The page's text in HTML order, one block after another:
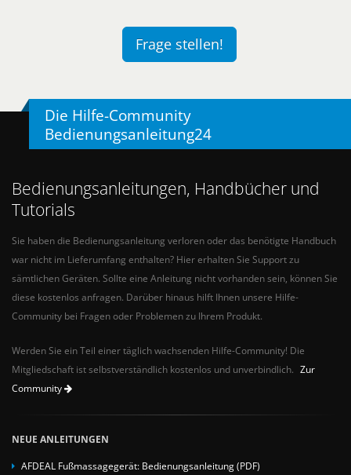
Frage stellen!
Die Hilfe-Community
Bedienungsanleitung24
Bedienungsanleitungen, Handbücher und
Tutorials
Sie haben die Bedienungsanleitung verloren oder das benötigte Handbuch
war nicht im Lieferumfang enthalten? Hier erhalten Sie Support zu
sämtlichen Geräten. Sollte eine Anleitung nicht vorhanden sein, können Sie
diese kostenlos anfragen. Darüber hinaus hilft Ihnen unsere Hilfe-
Community bei Fragen oder Problemen zu Ihrem Produkt.
Werden Sie ein Teil einer täglich wachsenden Hilfe-Community! Die
Mitgliedschaft ist selbstverständlich kostenlos und unverbindlich. Zur
Community
NEUE ANLEITUNGEN
AFDEAL Fußmassagegerät: Bedienungsanleitung (PDF)